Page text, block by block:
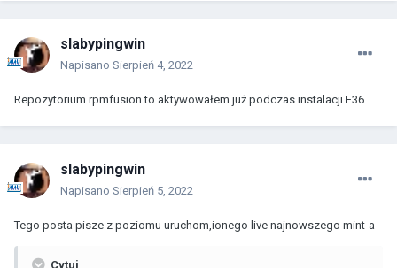
slabypingwin
Napisano Sierpień 4, 2022
Repozytorium rpmfusion to aktywowałem już podczas instalacji F36....
slabypingwin
Napisano Sierpień 5, 2022
Tego posta pisze z poziomu uruchom,ionego live najnowszego mint-a
Cytuj